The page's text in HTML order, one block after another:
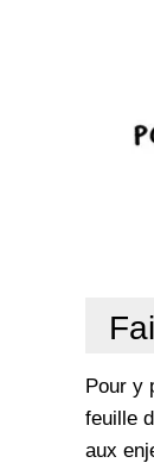
Pour y
feuille
aux